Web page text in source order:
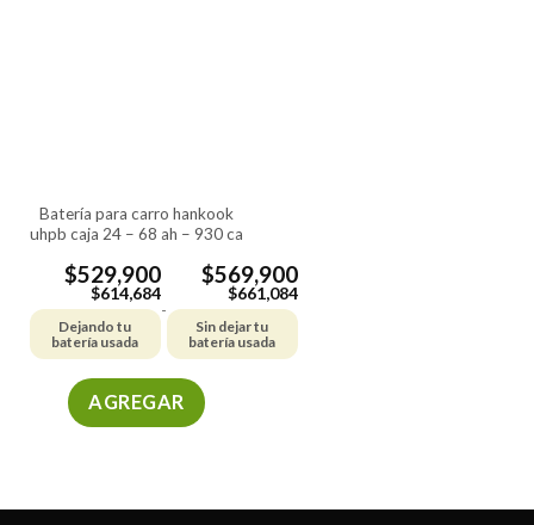
página
de
producto
batería para carro hankook
uhpb caja 24 – 68 ah – 930 ca
$529,900
$614,684
Dejando tu
batería usada
-
$569,900
$661,084
Sin dejar tu
batería usada
AGREGAR
múltiples